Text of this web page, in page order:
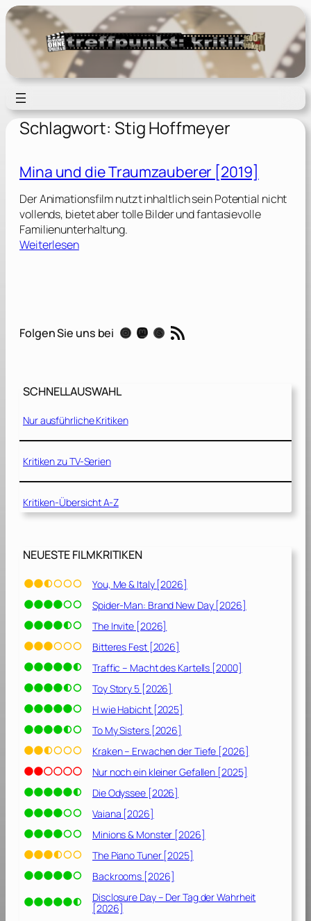
Zum
Inhalt
springen
Schlagwort: Stig Hoffmeyer
Mina und die Traumzauberer [2019]
Der Animationsfilm nutzt inhaltlich sein Potential nicht
vollends, bietet aber tolle Bilder und fantasievolle
Familienunterhaltung.
Weiterlesen:
n
e
r
a
u
a
u
e
e
[
2
0
9
]
Folgen Sie uns bei Instagram Mastodon Threads RSS-Feed
SCHNELLAUSWAHL
Nur ausführliche Kritiken
Kritiken zu TV-Serien
Kritiken-Übersicht A-Z
NEUESTE FILMKRITIKEN
You, Me & Italy [2026]
Spider-Man: Brand New Day [2026]
The Invite [2026]
Bitteres Fest [2026]
Traffic – Macht des Kartells [2000]
Toy Story 5 [2026]
H wie Habicht [2025]
To My Sisters [2026]
Kraken – Erwachen der Tiefe [2026]
Nur noch ein kleiner Gefallen [2025]
Die Odyssee [2026]
Vaiana [2026]
Minions & Monster [2026]
The Piano Tuner [2025]
Backrooms [2026]
Disclosure Day – Der Tag der Wahrheit
[2026]